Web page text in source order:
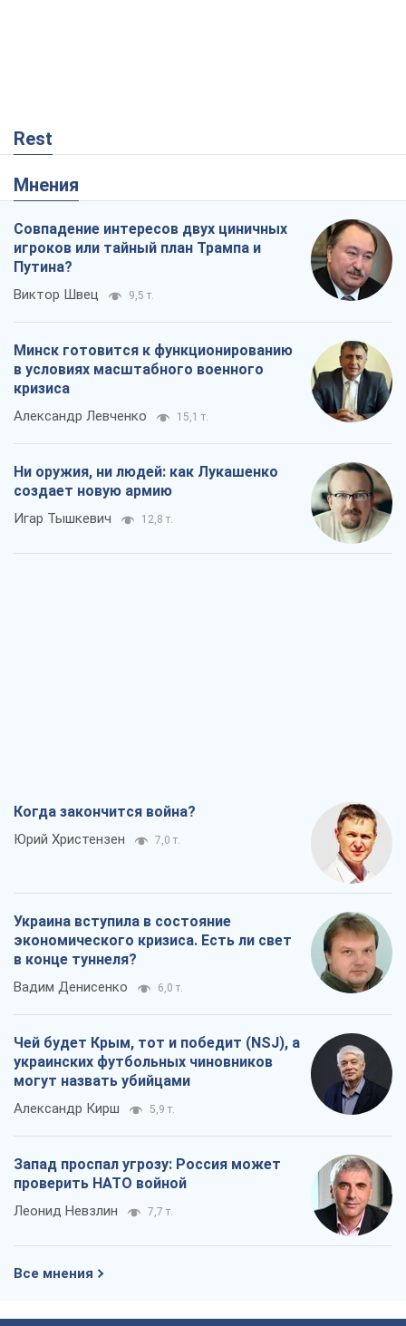
Rest
Мнения
Совпадение интересов двух циничных
игроков или тайный план Трампа и
Путина?
Виктор Швец 9,5 т.
Минск готовится к функционированию
в условиях масштабного военного
кризиса
Александр Левченко 15,1 т.
Ни оружия, ни людей: как Лукашенко
создает новую армию
Игар Тышкевич 12,8 т.
Когда закончится война?
Юрий Христензен 7,0 т.
Украина вступила в состояние
экономического кризиса. Есть ли свет
в конце туннеля?
Вадим Денисенко 6,0 т.
Чей будет Крым, тот и победит (NSJ), а
украинских футбольных чиновников
могут назвать убийцами
Александр Кирш 5,9 т.
Запад проспал угрозу: Россия может
проверить НАТО войной
Леонид Невзлин 7,7 т.
Все мнения